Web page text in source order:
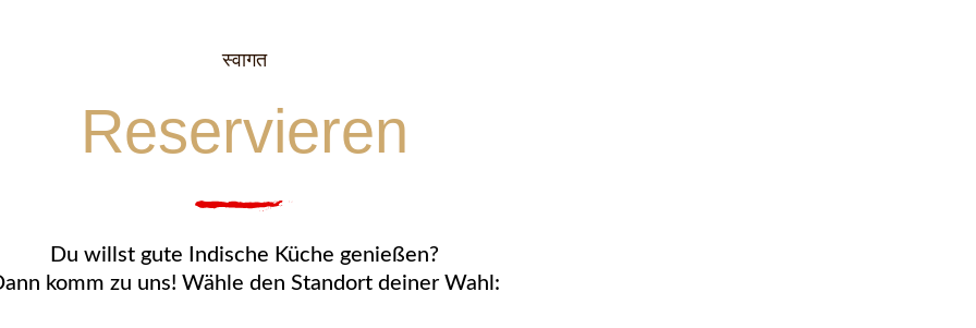
स्वागत
Reservieren
Du willst gute Indische Küche genießen?
komm zu uns! Wähle den Standort deiner Wahl: